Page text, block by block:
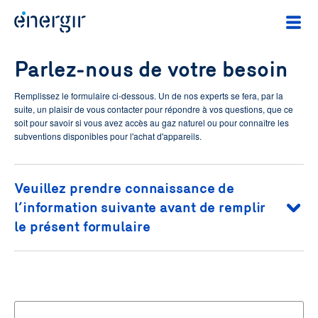
Parlez-nous de votre besoin
Remplissez le formulaire ci-dessous. Un de nos experts se fera, par la
suite, un plaisir de vous contacter pour répondre à vos questions, que ce
soit pour savoir si vous avez accès au gaz naturel ou pour connaître les
subventions disponibles pour l'achat d'appareils.
Veuillez prendre connaissance de
l’information suivante avant de remplir
le présent formulaire
exclusivement utilisés à cette fin. Leur accès sera limité aux personnes